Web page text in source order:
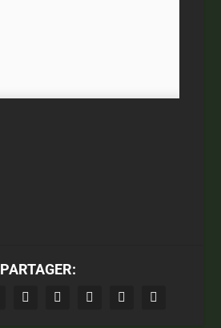
PARTAGER: